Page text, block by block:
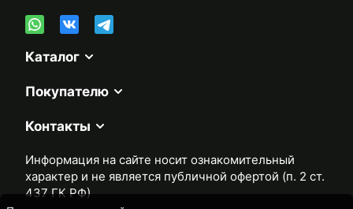
Каталог
Покупателю
Контакты
Информация на сайте носит ознакомительный
характер и не является публичной офертой (п. 2 ст.
437 ГК РФ)